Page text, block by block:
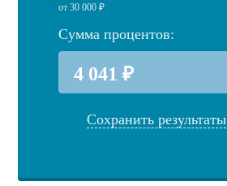
от 30 000 ₽
Сумма процентов:
Сохранить результаты